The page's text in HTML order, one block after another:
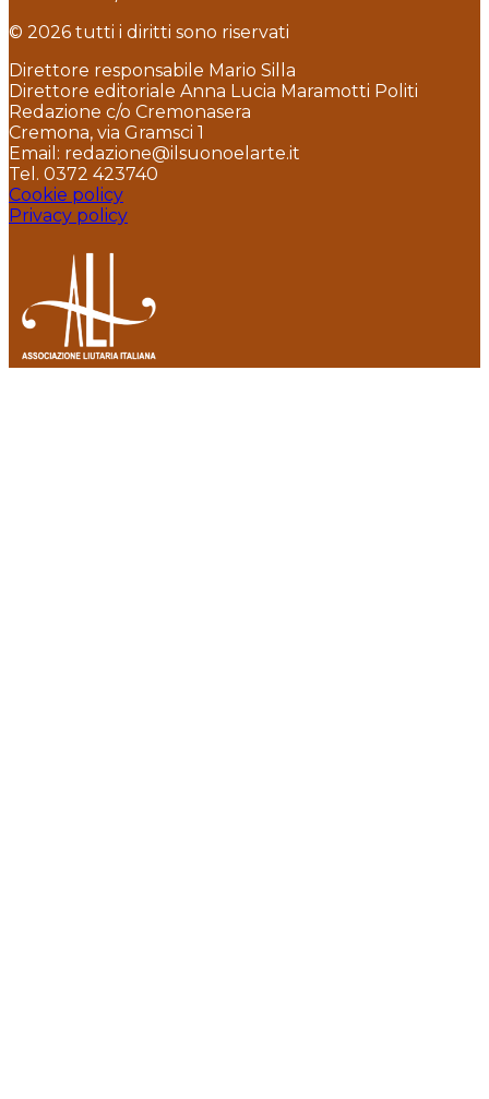
© 2026 tutti i diritti sono riservati
Direttore responsabile Mario Silla
Direttore editoriale Anna Lucia Maramotti Politi
Redazione c/o Cremonasera
Cremona, via Gramsci 1
Email: redazione@ilsuonoelarte.it
Tel. 0372 423740
Cookie policy
Privacy policy